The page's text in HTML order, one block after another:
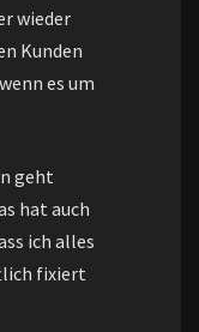
wieder
Kunden
es um
geht
hat auch
ich alles
fixiert